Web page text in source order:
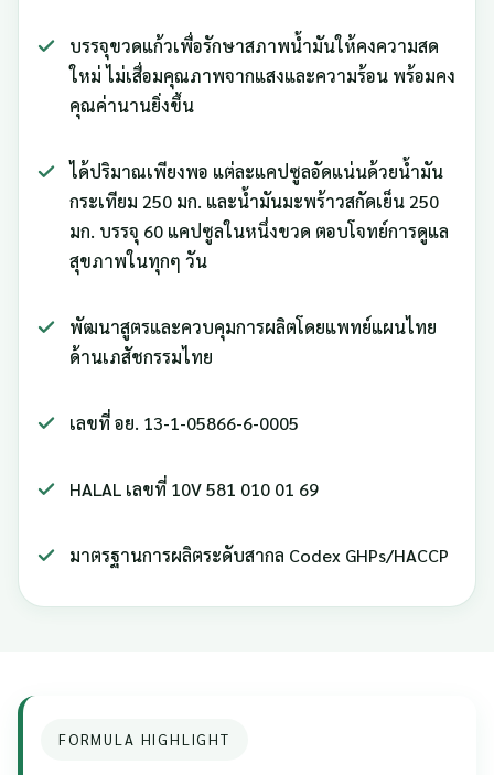
บรรจุขวดแก้วเพื่อรักษาสภาพน้ำมันให้คงความสด
ใหม่ ไม่เสื่อมคุณภาพจากแสงและความร้อน พร้อมคง
คุณค่านานยิ่งขึ้น
ได้ปริมาณเพียงพอ แต่ละแคปซูลอัดแน่นด้วยน้ำมัน
กระเทียม 250 มก. และน้ำมันมะพร้าวสกัดเย็น 250
มก. บรรจุ 60 แคปซูลในหนึ่งขวด ตอบโจทย์การดูแล
สุขภาพในทุกๆ วัน
พัฒนาสูตรและควบคุมการผลิตโดยแพทย์แผนไทย
ด้านเภสัชกรรมไทย
เลขที่ อย. 13-1-05866-6-0005
HALAL เลขที่ 10V 581 010 01 69
มาตรฐานการผลิตระดับสากล Codex GHPs/HACCP
FORMULA HIGHLIGHT